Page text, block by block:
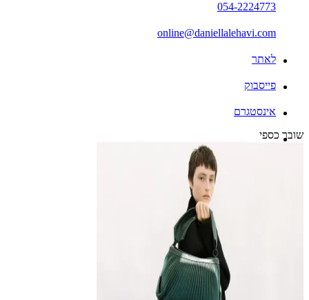
054-2224773
online@daniellalehavi.com
לאתר
פייסבוק
אינסטגרם
שובר כספי